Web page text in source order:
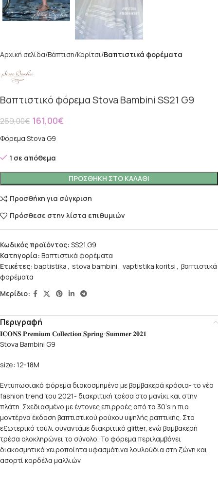
Αρχική σελίδα Βάπτιση Κορίτσι Βαπτιστικά φορέματα
Βαπτιστικό φόρεμα Stova Bambini SS21 G9
269,00€ 161,00€
Φόρεμα Stova G9
1 σε απόθεμα
ΠΡΟΣΘΉΚΗ ΣΤΟ ΚΑΛΆΘΙ
Προσθήκη για σύγκριση
Πρόσθεσε στην λίστα επιθυμιών
Κωδικός προϊόντος: SS21.G9
Κατηγορία: Βαπτιστικά φορέματα
Ετικέτες: baptistika, stova bambini, vaptistika koritsi, βαπτιστικά
φορέματα
Μερίδιο:
Περιγραφή
𝐈𝐂𝐎𝐍𝐒 𝐏𝐫𝐞𝐦𝐢𝐮𝐦 𝐂𝐨𝐥𝐥𝐞𝐜𝐭𝐢𝐨𝐧 𝐒𝐩𝐫𝐢𝐧𝐠-𝐒𝐮𝐦𝐦𝐞𝐫 𝟐𝟎𝟐𝟏
Stova Bambini G9
size: 12-18M
Εντυπωσιακό φόρεμα διακοσμημένο με βαμβακερά κρόσια- το νέο
fashion trend του 2021- διακριτική τρέσα στο μανίκι και στην
πλάτη. Σχεδιασμένο με έντονες επιρροές από τα 30’s η πιο
μοντέρνα έκδοση βαπτιστικού ρούχου υψηλής ραπτικής. Στο
εξωτερικό τούλι συναντάμε διακριτικό glitter, ενώ βαμβακερή
τρέσα ολοκληρώνει το σύνολο. Το φόρεμα περιλαμβάνει
διακοσμητικά χειροποίητα υφασμάτινα λουλούδια στη ζώνη και
ασορτί κορδέλα μαλλιών